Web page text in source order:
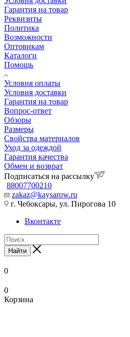
Гарантия на товар
Реквизиты
Политика
Возможности
Оптовикам
Каталоги
Помощь
Условия оплаты
Условия доставки
Гарантия на товар
Вопрос-ответ
Обзоры
Размеры
Свойства материалов
Уход за одеждой
Гарантия качества
Обмен и возврат
Подписаться на рассылку
88007700210
zakaz@kaysarow.ru
г. Чебоксары, ул. Пирогова 10
Вконтакте
Найти
0
0
Корзина